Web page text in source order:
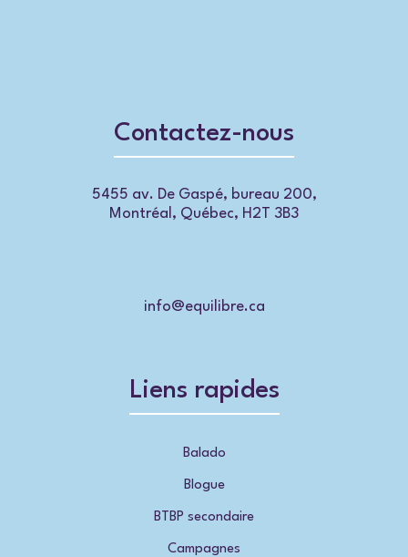
Contactez-nous
5455 av. De Gaspé, bureau 200,
Montréal, Québec, H2T 3B3
info@equilibre.ca
Liens rapides
Balado
Blogue
BTBP secondaire
Campagnes